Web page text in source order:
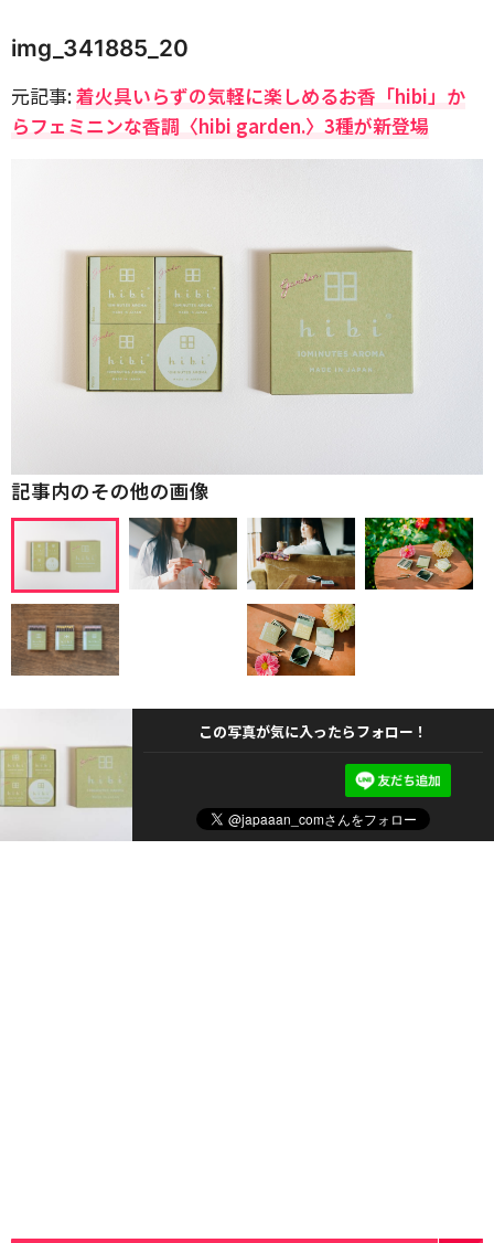
img_341885_20
元記事:着火具いらずの気軽に楽しめるお香「hibi」か
らフェミニンな香調〈hibi garden.〉3種が新登場
記事内のその他の画像
この写真が気に入ったらフォロー！